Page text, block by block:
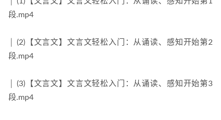
段.mp4
│ (2)【文言文】文言文轻松入门：从诵读、感知开始第2
段.mp4
│ (3)【文言文】文言文轻松入门：从诵读、感知开始第3
段.mp4